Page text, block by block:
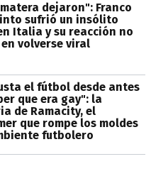
dejaron": Franco
sufrió un insólito
Italia y su reacción no
volverse viral
el fútbol desde antes
que era gay": la
de Ramacity, el
que rompe los moldes
futbolero